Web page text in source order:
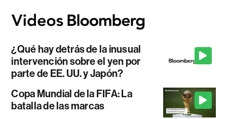
¿Qué hay detrás de la inusual
intervención sobre el yen por
parte de EE. UU. y Japón?
Copa Mundial de la FIFA: La
batalla de las marcas